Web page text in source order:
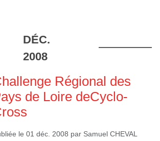
DÉC.
2008
Régional des
de Loire deCyclo-
le 01 déc. 2008 par Samuel CHEVAL